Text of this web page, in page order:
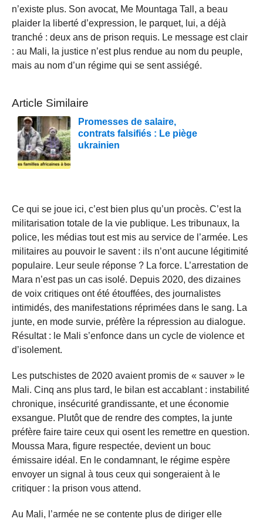
n’existe plus. Son avocat, Me Mountaga Tall, a beau
plaider la liberté d’expression, le parquet, lui, a déjà
tranché : deux ans de prison requis. Le message est clair
: au Mali, la justice n’est plus rendue au nom du peuple,
mais au nom d’un régime qui se sent assiégé.
Article Similaire
Promesses de salaire,
contrats falsifiés : Le piège
ukrainien
Ce qui se joue ici, c’est bien plus qu’un procès. C’est la
militarisation totale de la vie publique. Les tribunaux, la
police, les médias tout est mis au service de l’armée. Les
militaires au pouvoir le savent : ils n’ont aucune légitimité
populaire. Leur seule réponse ? La force. L’arrestation de
Mara n’est pas un cas isolé. Depuis 2020, des dizaines
de voix critiques ont été étouffées, des journalistes
intimidés, des manifestations réprimées dans le sang. La
junte, en mode survie, préfère la répression au dialogue.
Résultat : le Mali s’enfonce dans un cycle de violence et
d’isolement.
Les putschistes de 2020 avaient promis de « sauver » le
Mali. Cinq ans plus tard, le bilan est accablant : instabilité
chronique, insécurité grandissante, et une économie
exsangue. Plutôt que de rendre des comptes, la junte
préfère faire taire ceux qui osent les remettre en question.
Moussa Mara, figure respectée, devient un bouc
émissaire idéal. En le condamnant, le régime espère
envoyer un signal à tous ceux qui songeraient à le
critiquer : la prison vous attend.
Au Mali, l’armée ne se contente plus de diriger elle